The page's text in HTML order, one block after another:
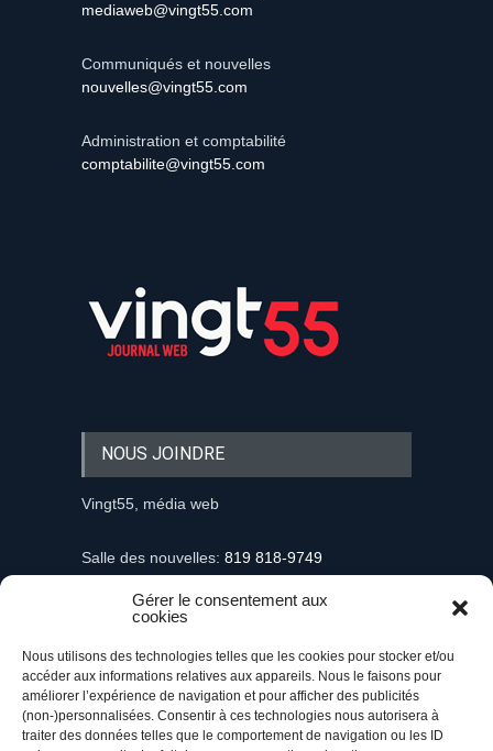
Gérer le consentement aux
cookies
Nous utilisons des technologies telles que les cookies pour stocker et/ou
accéder aux informations relatives aux appareils. Nous le faisons pour
améliorer l’expérience de navigation et pour afficher des publicités
(non-)personnalisées. Consentir à ces technologies nous autorisera à
traiter des données telles que le comportement de navigation ou les ID
mediaweb@vingt55.com
Communiqués et nouvelles
nouvelles@vingt55.com
Administration et comptabilité
comptabilite@vingt55.com
NOUS JOINDRE
Vingt55, média web
Salle des nouvelles: 819 818-9749
Information et demandes publicitaires
Communiqués et nouvelles
nouvelles@vingt55.com